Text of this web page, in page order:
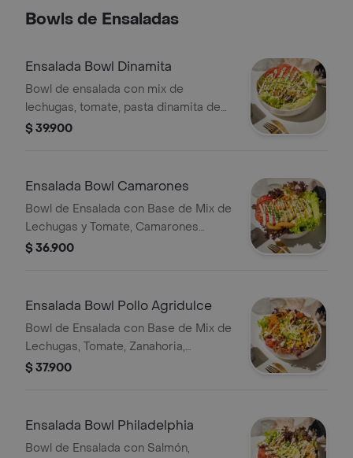
Bowls de Ensaladas
Ensalada Bowl Dinamita
Bowl de ensalada con mix de
lechugas, tomate, pasta dinamita de
palmito de cangrejo, mayonesa,
$ 39.900
Ensalada Bowl Camarones
Bowl de Ensalada con Base de Mix de
Lechugas y Tomate, Camarones
Tempura, Maíz Tierno, Aros de
$ 36.900
Ensalada Bowl Pollo Agridulce
Bowl de Ensalada con Base de Mix de
Lechugas, Tomate, Zanahoria,
Aguacate, Pollo Tempura Bañado en
$ 37.900
Ensalada Bowl Philadelphia
Bowl de Ensalada con Salmón,